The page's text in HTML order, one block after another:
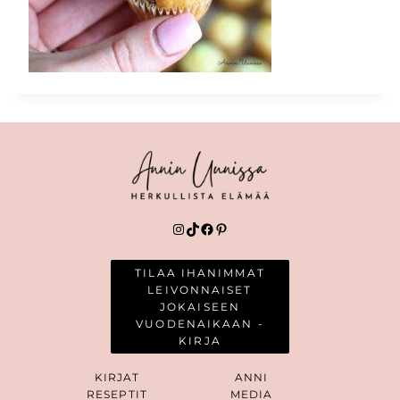
Instagram
TikTok
Facebook
Pinterest
TILAA IHANIMMAT
LEIVONNAISET
JOKAISEEN
VUODENAIKAAN -
KIRJA
KIRJAT
RESEPTIT
ANNI
MEDIA